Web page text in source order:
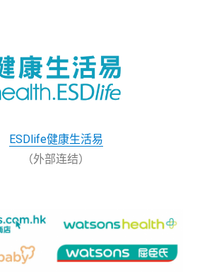
ESDlife健康生活易
（外部连结）